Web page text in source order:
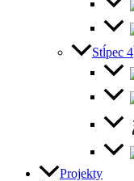
Stĺpec 4
Projekty